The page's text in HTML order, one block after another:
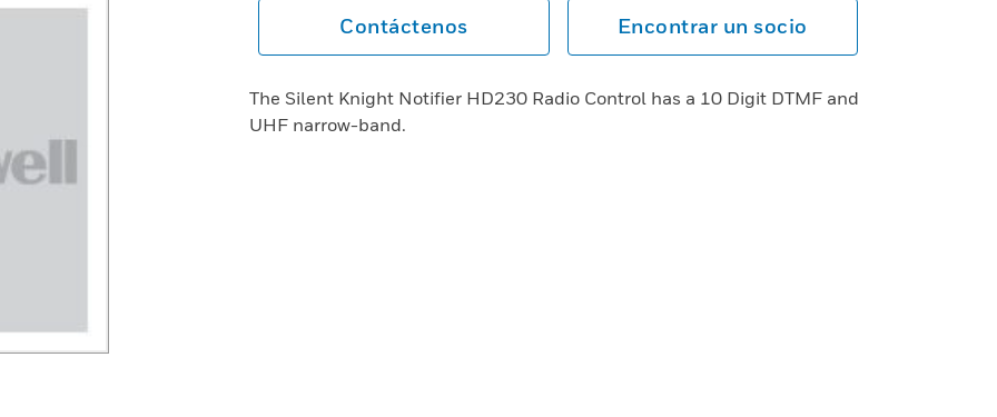
Contáctenos Encontrar un socio
The Silent Knight Notifier HD230 Radio Control has a 10 Digit DTMF and
UHF narrow-band.